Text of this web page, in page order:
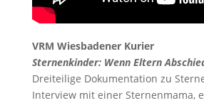
VRM Wiesbadener Kurier
Sternenkinder: Wenn Eltern
Dreiteilige Dokumentation zu
Interview mit einer Sternenmama,